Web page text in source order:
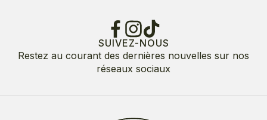
SUIVEZ-NOUS
Restez au courant des dernières nouvelles sur nos
réseaux sociaux